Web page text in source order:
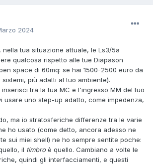
2024
nella tua situazione attuale, le Ls3/5a
qualcosa rispetto alle tue Diapason
space di 60mq: se hai 1500-2500 euro da
più adatti al tuo ambiente).
tra la tua MC e l'ingresso MM del tuo
usare uno step-up adatto, come impedenza,
ma io stratosferiche differenze tra le varie
ho usato (come detto, ancora adesso ne
sui miei shell) ne ho sempre sentite poche:
il timbroè quello. Cambiano a volte le
quindi gli interfacciamenti, e questi